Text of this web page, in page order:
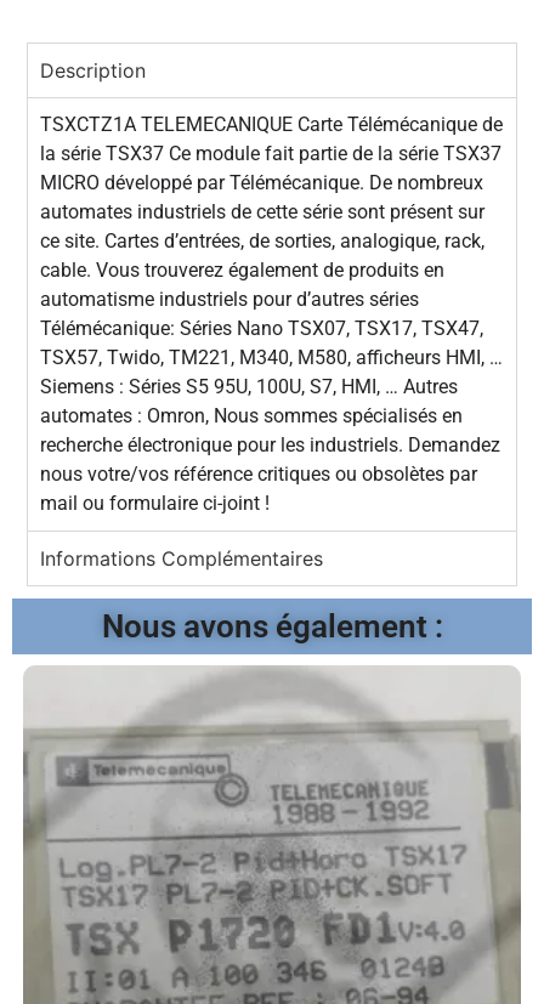
Description
TSXCTZ1A TELEMECANIQUE Carte Télémécanique de
la série TSX37 Ce module fait partie de la série TSX37
MICRO développé par Télémécanique. De nombreux
automates industriels de cette série sont présent sur
ce site. Cartes d’entrées, de sorties, analogique, rack,
cable. Vous trouverez également de produits en
automatisme industriels pour d’autres séries
Télémécanique: Séries Nano TSX07, TSX17, TSX47,
TSX57, Twido, TM221, M340, M580, afficheurs HMI, …
Siemens : Séries S5 95U, 100U, S7, HMI, … Autres
automates : Omron, Nous sommes spécialisés en
recherche électronique pour les industriels. Demandez
nous votre/vos référence critiques ou obsolètes par
mail ou formulaire ci-joint !
Informations Complémentaires
Nous avons également :